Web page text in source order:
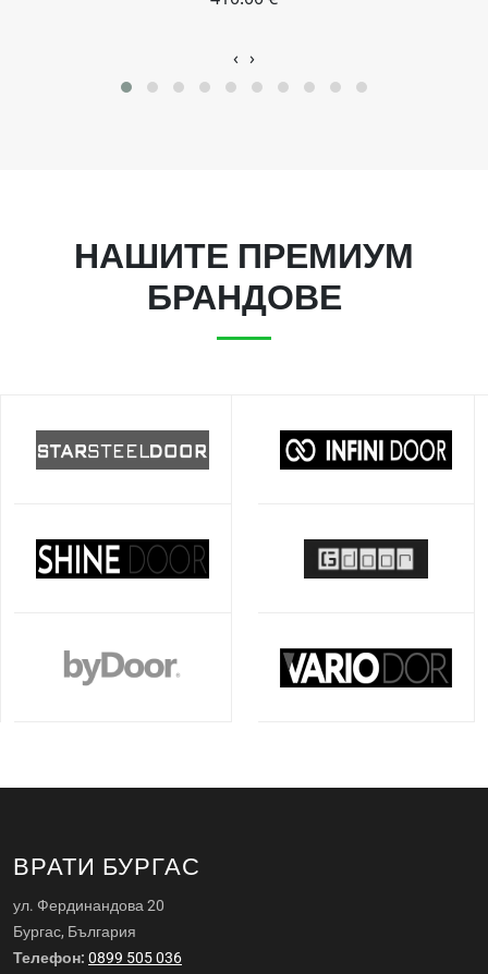
‹ ›
НАШИТЕ ПРЕМИУМ
БРАНДОВЕ
ВРАТИ БУРГАС
ул. Фердинандова 20
Бургас, България
Телефон: 0899 505 036